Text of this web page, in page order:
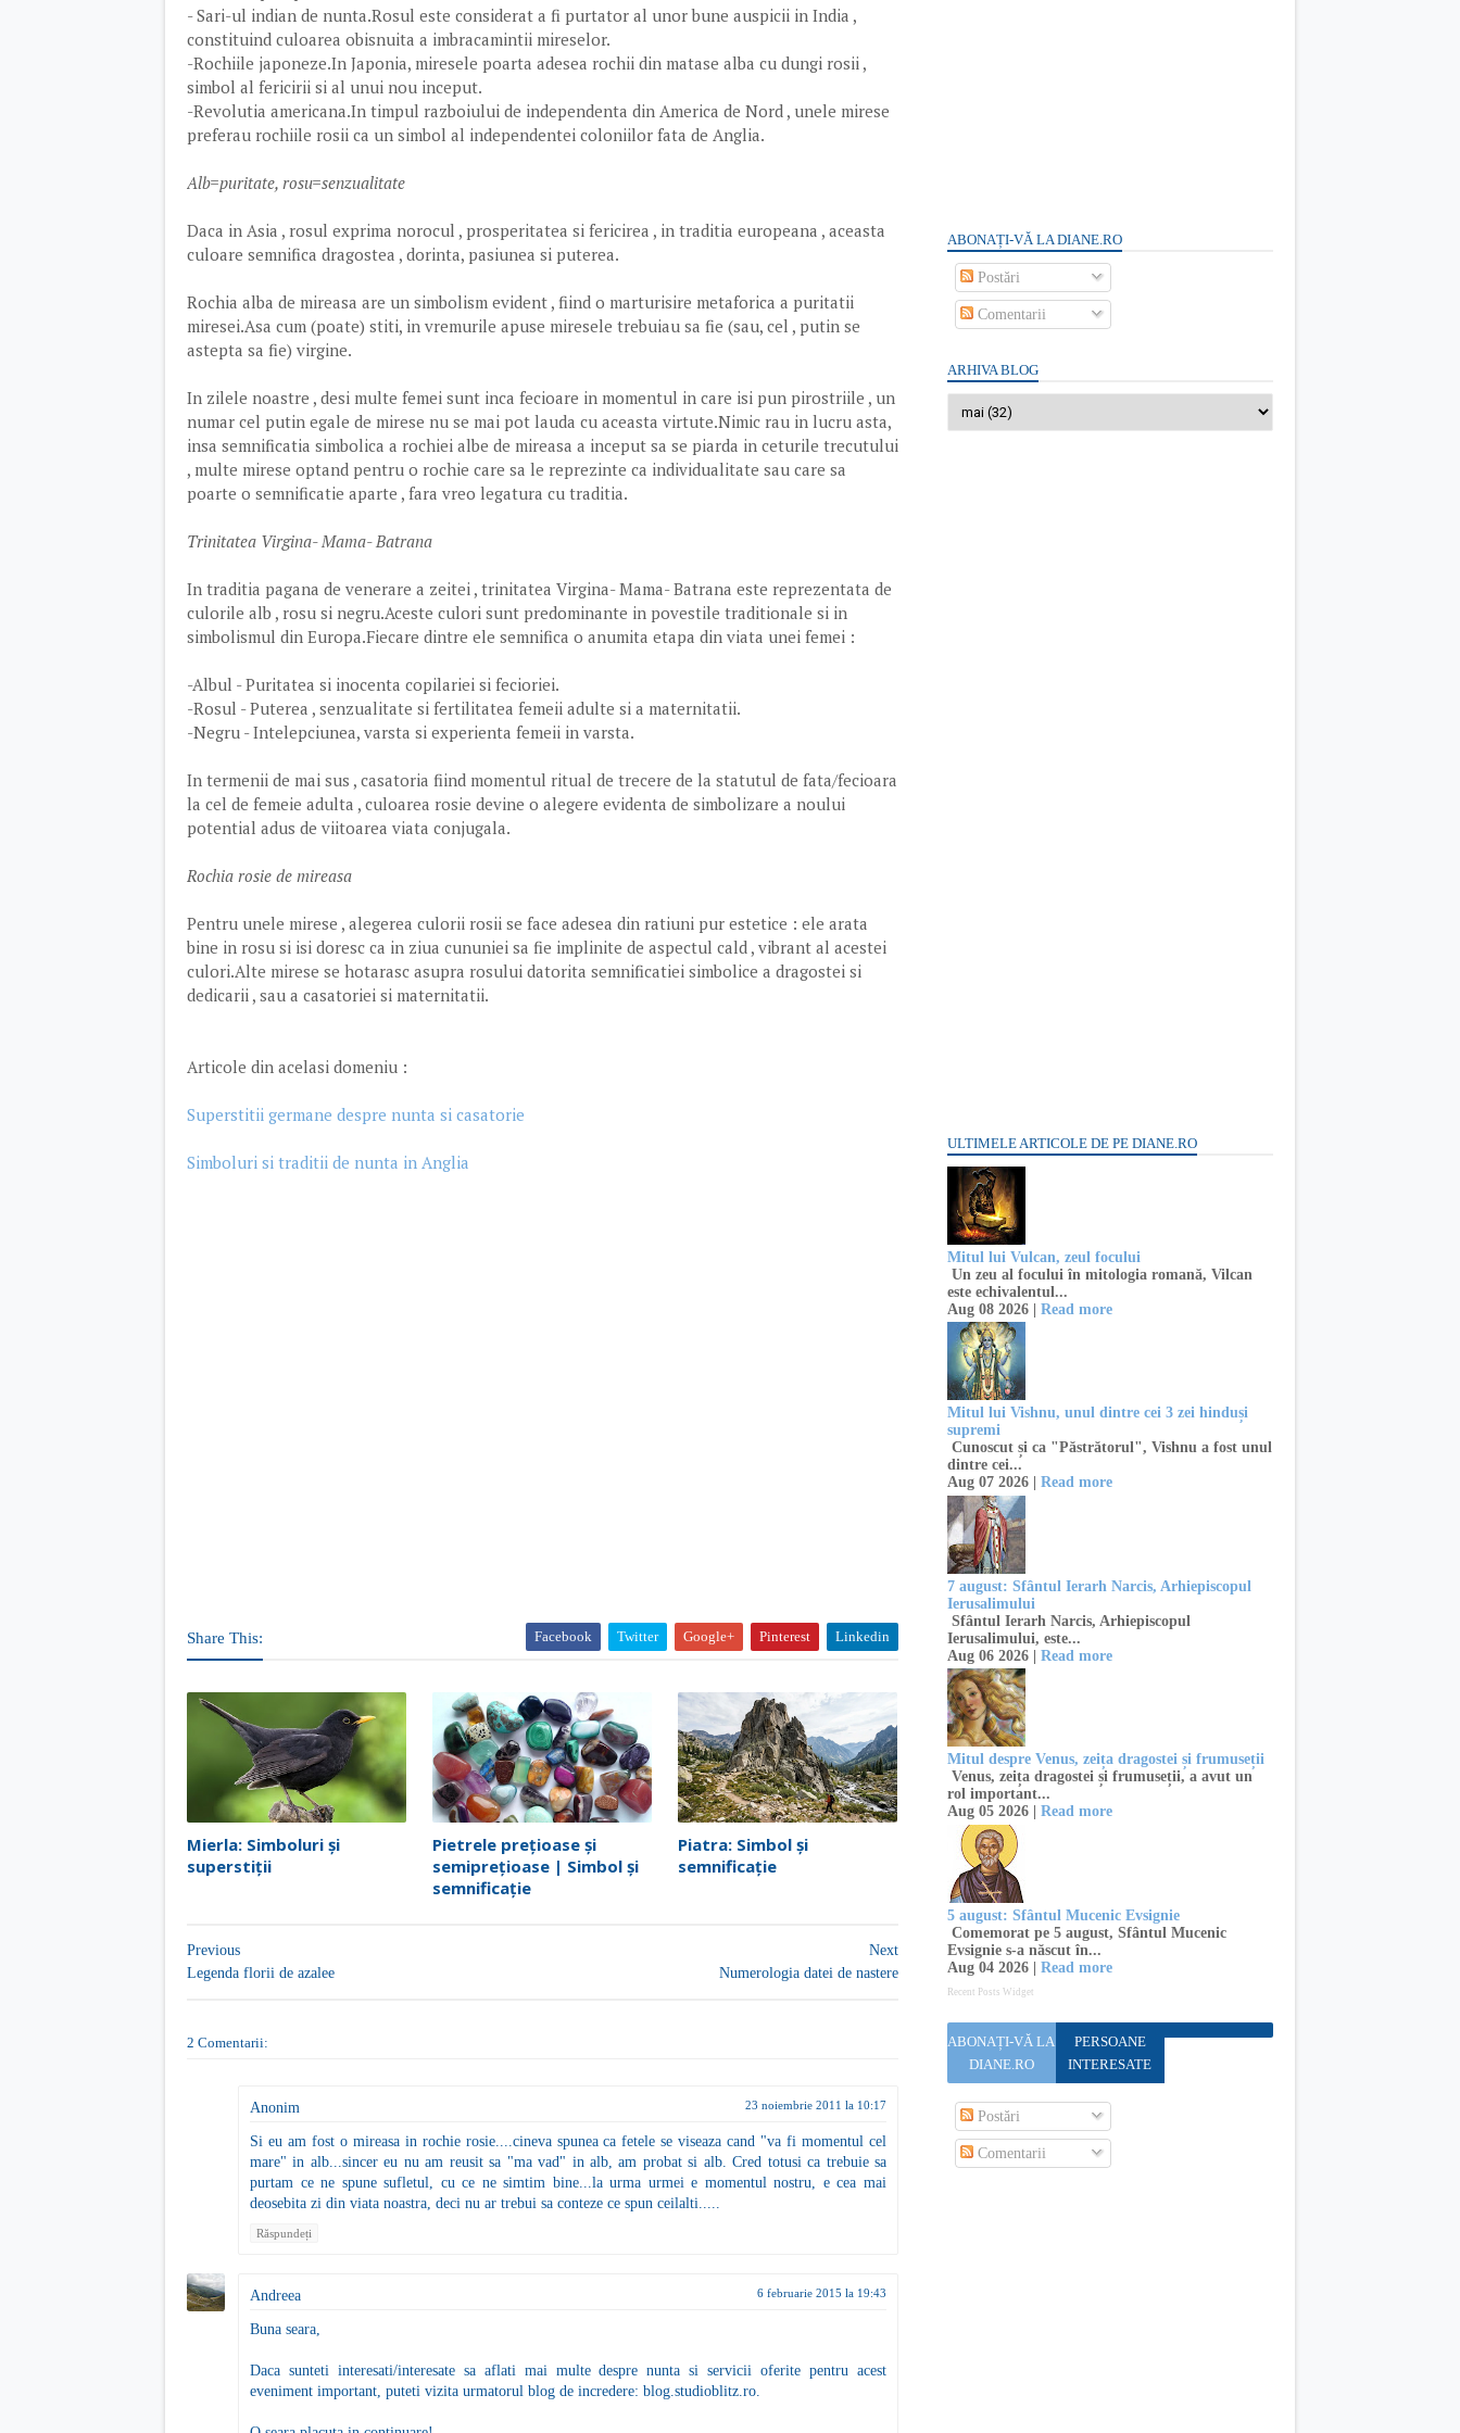
- Sari-ul indian de nunta.Rosul este considerat a fi purtator al unor bune auspicii in India ,
constituind culoarea obisnuita a imbracamintii mireselor.
-Rochiile japoneze.In Japonia, miresele poarta adesea rochii din matase alba cu dungi rosii ,
simbol al fericirii si al unui nou inceput.
-Revolutia americana.In timpul razboiului de independenta din America de Nord , unele mirese
preferau rochiile rosii ca un simbol al independentei coloniilor fata de Anglia.
Alb=puritate, rosu=senzualitate
Daca in Asia , rosul exprima norocul , prosperitatea si fericirea , in traditia europeana , aceasta
culoare semnifica dragostea , dorinta, pasiunea si puterea.
Rochia alba de mireasa are un simbolism evident , fiind o marturisire metaforica a puritatii
miresei.Asa cum (poate) stiti, in vremurile apuse miresele trebuiau sa fie (sau, cel , putin se
astepta sa fie) virgine.
In zilele noastre , desi multe femei sunt inca fecioare in momentul in care isi pun pirostriile , un
numar cel putin egale de mirese nu se mai pot lauda cu aceasta virtute.Nimic rau in lucru asta,
insa semnificatia simbolica a rochiei albe de mireasa a inceput sa se piarda in ceturile trecutului
, multe mirese optand pentru o rochie care sa le reprezinte ca individualitate sau care sa
poarte o semnificatie aparte , fara vreo legatura cu traditia.
Trinitatea Virgina- Mama- Batrana
In traditia pagana de venerare a zeitei , trinitatea Virgina- Mama- Batrana este reprezentata de
culorile alb , rosu si negru.Aceste culori sunt predominante in povestile traditionale si in
simbolismul din Europa.Fiecare dintre ele semnifica o anumita etapa din viata unei femei :
-Albul - Puritatea si inocenta copilariei si fecioriei.
-Rosul - Puterea , senzualitate si fertilitatea femeii adulte si a maternitatii.
-Negru - Intelepciunea, varsta si experienta femeii in varsta.
In termenii de mai sus , casatoria fiind momentul ritual de trecere de la statutul de fata/fecioara
la cel de femeie adulta , culoarea rosie devine o alegere evidenta de simbolizare a noului
potential adus de viitoarea viata conjugala.
Rochia rosie de mireasa
Pentru unele mirese , alegerea culorii rosii se face adesea din ratiuni pur estetice : ele arata
bine in rosu si isi doresc ca in ziua cununiei sa fie implinite de aspectul cald , vibrant al acestei
culori.Alte mirese se hotarasc asupra rosului datorita semnificatiei simbolice a dragostei si
dedicarii , sau a casatoriei si maternitatii.
Articole din acelasi domeniu :
Superstitii germane despre nunta si casatorie
Simboluri si traditii de nunta in Anglia
Share This: Facebook Twitter Google+ Pinterest Linkedin
Mierla: Simboluri și
superstiții
Pietrele prețioase și
semiprețioase | Simbol și
semnificație
Piatra: Simbol și
semnificație
Next
Numerologia datei de nastere
Previous
Legenda florii de azalee
2 Comentarii:
Anonim 23 noiembrie 2011 la 10:17
Si eu am fost o mireasa in rochie rosie....cineva spunea ca fetele se viseaza cand "va fi momentul cel
mare" in alb...sincer eu nu am reusit sa "ma vad" in alb, am probat si alb. Cred totusi ca trebuie sa
purtam ce ne spune sufletul, cu ce ne simtim bine...la urma urmei e momentul nostru, e cea mai
deosebita zi din viata noastra, deci nu ar trebui sa conteze ce spun ceilalti.....
Răspundeți
Andreea 6 februarie 2015 la 19:43
Buna seara,
Daca sunteti interesati/interesate sa aflati mai multe despre nunta si servicii oferite pentru acest
eveniment important, puteti vizita urmatorul blog de incredere: blog.studioblitz.ro.
ABONAȚI-VĂ LA DIANE.RO
Postări
Comentarii
ARHIVA BLOG
ULTIMELE ARTICOLE DE PE DIANE.RO
Mitul lui Vulcan, zeul focului
Un zeu al focului în mitologia romană, Vilcan
este echivalentul...
Aug 08 2026 | Read more
Mitul lui Vishnu, unul dintre cei 3 zei hinduși
supremi
Cunoscut și ca "Păstrătorul", Vishnu a fost unul
dintre cei...
Aug 07 2026 | Read more
7 august: Sfântul Ierarh Narcis, Arhiepiscopul
Ierusalimului
Sfântul Ierarh Narcis, Arhiepiscopul
Ierusalimului, este...
Aug 06 2026 | Read more
Mitul despre Venus, zeița dragostei și frumuseții
Venus, zeița dragostei și frumuseții, a avut un
rol important...
Aug 05 2026 | Read more
5 august: Sfântul Mucenic Evsignie
Comemorat pe 5 august, Sfântul Mucenic
Evsignie s-a născut în...
Aug 04 2026 | Read more
Recent Posts Widget
ABONAȚI-VĂ LA
DIANE.RO
PERSOANE
INTERESATE
Postări
Comentarii